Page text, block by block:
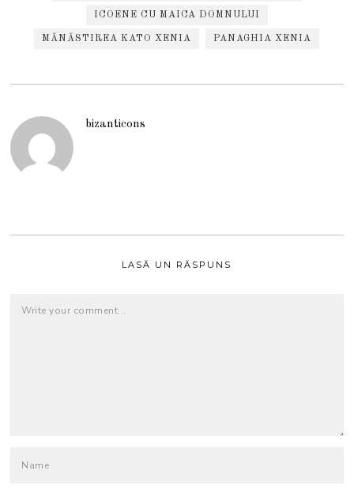
ICOENE CU MAICA DOMNULUI
MĂNĂSTIREA KATO XENIA PANAGHIA XENIA
bizanticons
LASĂ UN RĂSPUNS